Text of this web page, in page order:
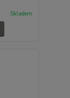
Skladem